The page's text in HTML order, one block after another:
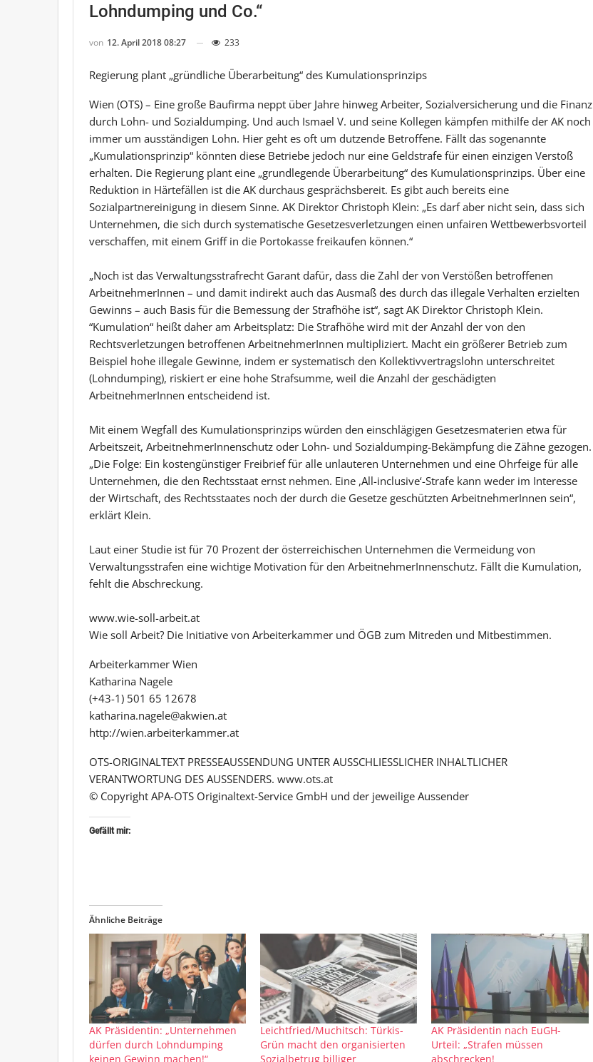
Lohndumping und Co.“
von 12. April 2018 08:27 233
Regierung plant „gründliche Überarbeitung“ des Kumulationsprinzips
Wien (OTS) – Eine große Baufirma neppt über Jahre hinweg Arbeiter, Sozialversicherung und die Finanz
durch Lohn- und Sozialdumping. Und auch Ismael V. und seine Kollegen kämpfen mithilfe der AK noch
immer um ausständigen Lohn. Hier geht es oft um dutzende Betroffene. Fällt das sogenannte
„Kumulationsprinzip“ könnten diese Betriebe jedoch nur eine Geldstrafe für einen einzigen Verstoß
erhalten. Die Regierung plant eine „grundlegende Überarbeitung“ des Kumulationsprinzips. Über eine
Reduktion in Härtefällen ist die AK durchaus gesprächsbereit. Es gibt auch bereits eine
Sozialpartnereinigung in diesem Sinne. AK Direktor Christoph Klein: „Es darf aber nicht sein, dass sich
Unternehmen, die sich durch systematische Gesetzesverletzungen einen unfairen Wettbewerbsvorteil
verschaffen, mit einem Griff in die Portokasse freikaufen können.“
„Noch ist das Verwaltungsstrafrecht Garant dafür, dass die Zahl der von Verstößen betroffenen
ArbeitnehmerInnen – und damit indirekt auch das Ausmaß des durch das illegale Verhalten erzielten
Gewinns – auch Basis für die Bemessung der Strafhöhe ist“, sagt AK Direktor Christoph Klein.
“Kumulation“ heißt daher am Arbeitsplatz: Die Strafhöhe wird mit der Anzahl der von den
Rechtsverletzungen betroffenen ArbeitnehmerInnen multipliziert. Macht ein größerer Betrieb zum
Beispiel hohe illegale Gewinne, indem er systematisch den Kollektivvertragslohn unterschreitet
(Lohndumping), riskiert er eine hohe Strafsumme, weil die Anzahl der geschädigten
ArbeitnehmerInnen entscheidend ist.
Mit einem Wegfall des Kumulationsprinzips würden den einschlägigen Gesetzesmaterien etwa für
Arbeitszeit, ArbeitnehmerInnenschutz oder Lohn- und Sozialdumping-Bekämpfung die Zähne gezogen.
„Die Folge: Ein kostengünstiger Freibrief für alle unlauteren Unternehmen und eine Ohrfeige für alle
Unternehmen, die den Rechtsstaat ernst nehmen. Eine ,All-inclusive‘-Strafe kann weder im Interesse
der Wirtschaft, des Rechtsstaates noch der durch die Gesetze geschützten ArbeitnehmerInnen sein“,
erklärt Klein.
Laut einer Studie ist für 70 Prozent der österreichischen Unternehmen die Vermeidung von
Verwaltungsstrafen eine wichtige Motivation für den ArbeitnehmerInnenschutz. Fällt die Kumulation,
fehlt die Abschreckung.
www.wie-soll-arbeit.at
Wie soll Arbeit? Die Initiative von Arbeiterkammer und ÖGB zum Mitreden und Mitbestimmen.
Arbeiterkammer Wien
Katharina Nagele
(+43-1) 501 65 12678
katharina.nagele@akwien.at
http://wien.arbeiterkammer.at
OTS-ORIGINALTEXT PRESSEAUSSENDUNG UNTER AUSSCHLIESSLICHER INHALTLICHER
VERANTWORTUNG DES AUSSENDERS. www.ots.at
© Copyright APA-OTS Originaltext-Service GmbH und der jeweilige Aussender
Gefällt mir:
Ähnliche Beiträge
AK Präsidentin: „Unternehmen
dürfen durch Lohndumping
keinen Gewinn machen!“
Leichtfried/Muchitsch: Türkis-
Grün macht den organisierten
Sozialbetrug billiger
AK Präsidentin nach EuGH-
Urteil: „Strafen müssen
abschrecken!